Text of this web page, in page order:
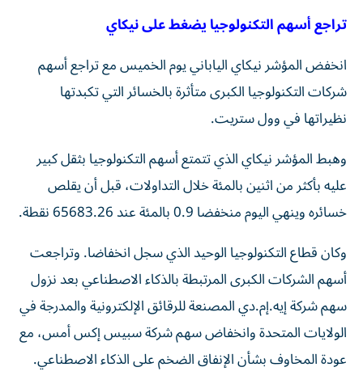
تراجع أسهم التكنولوجيا يضغط على نيكاي
انخفض المؤشر نيكاي الياباني يوم الخميس مع تراجع أسهم
شركات التكنولوجيا الكبرى متأثرة بالخسائر التي تكبدتها
نظيراتها في وول ‌ستريت.
وهبط المؤشر نيكاي الذي تتمتع أسهم التكنولوجيا بثقل كبير
عليه بأكثر من اثنين بالمئة خلال التداولات، قبل أن يقلص
‌خسائره وينهي اليوم منخفضا 0.9 بالمئة عند 65683.26 نقطة.
وكان قطاع التكنولوجيا الوحيد الذي سجل انخفاضا. وتراجعت
أسهم الشركات الكبرى المرتبطة بالذكاء الاصطناعي بعد نزول
سهم شركة إيه.إم.دي المصنعة للرقائق الإلكترونية والمدرجة في
الولايات المتحدة وانخفاض سهم شركة ​سبيس إكس أمس، مع
عودة المخاوف بشأن الإنفاق الضخم على ‌الذكاء الاصطناعي.